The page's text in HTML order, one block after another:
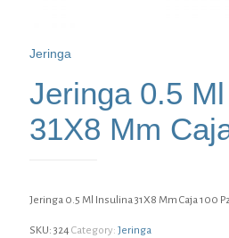
Jeringa
Jeringa 0.5
31X8 Mm
Jeringa 0.5 Ml Insulina 31X8 Mm Caja 100
SKU: 324Category: Jeringa